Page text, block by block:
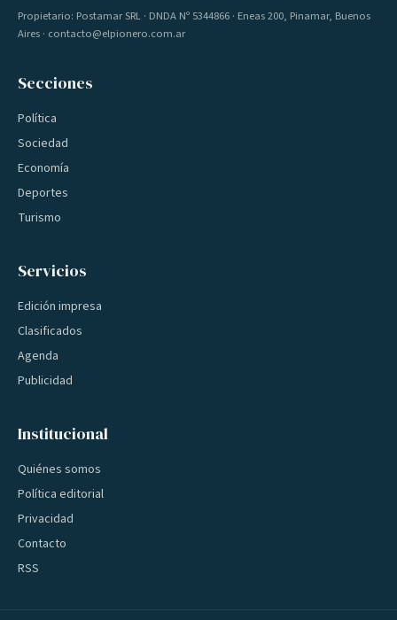
Propietario: Postamar SRL · DNDA Nº 5344866 · Eneas 200, Pinamar, Buenos
Aires · contacto@elpionero.com.ar
Secciones
Política
Sociedad
Economía
Deportes
Turismo
Servicios
Edición impresa
Clasificados
Agenda
Publicidad
Institucional
Quiénes somos
Política editorial
Privacidad
Contacto
RSS